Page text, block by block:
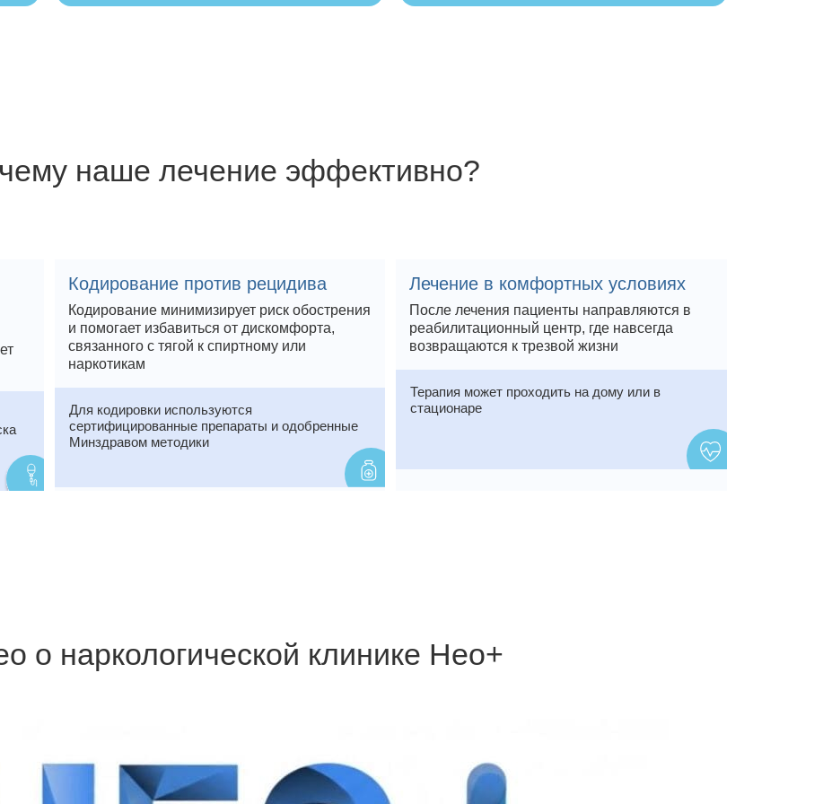
наше лечение эффективно?
Кодирование против рецидива
Кодирование минимизирует риск обострения
и помогает избавиться от дискомфорта,
связанного с тягой к спиртному или
наркотикам
Для кодировки используются
сертифицированные препараты и одобренные
Минздравом методики
Лечение в комфортных условиях
После лечения пациенты направляются в
реабилитационный центр, где навсегда
возвращаются к трезвой жизни
Терапия может проходить на дому или в
стационаре
о наркологической клинике Нео+